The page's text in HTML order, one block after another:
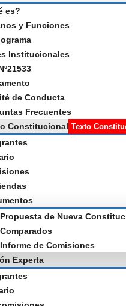
es?
y Funciones
Institucionales
de Conducta
Frecuentes
Constitucional Texto
Propuesta de Nueva
Comparados
Informe de Comisiones
Experta